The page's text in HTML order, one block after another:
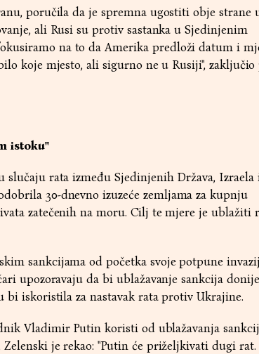
poručila da je spremna ugostiti obje strane
ali Rusi su protiv sastanka u Sjedinjenim
na to da Amerika predloži datum i
koje mjesto, ali sigurno ne u Rusiji", zaključio
istoku"
rata između Sjedinjenih Država, Izraela
30-dnevno izuzeće zemljama za kupnju
zatečenih na moru. Cilj te mjere je ublažiti
sankcijama od početka svoje potpune
upozoravaju da bi ublažavanje sankcija
iskoristila za nastavak rata protiv Ukrajine.
Vladimir Putin koristi od ublažavanja
je rekao: "Putin će priželjkivati dugi